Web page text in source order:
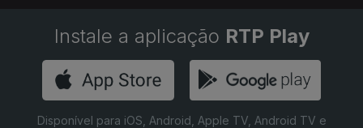
Instale a aplicação RTP Play
Disponível para iOS, Android, Apple TV, Android TV e